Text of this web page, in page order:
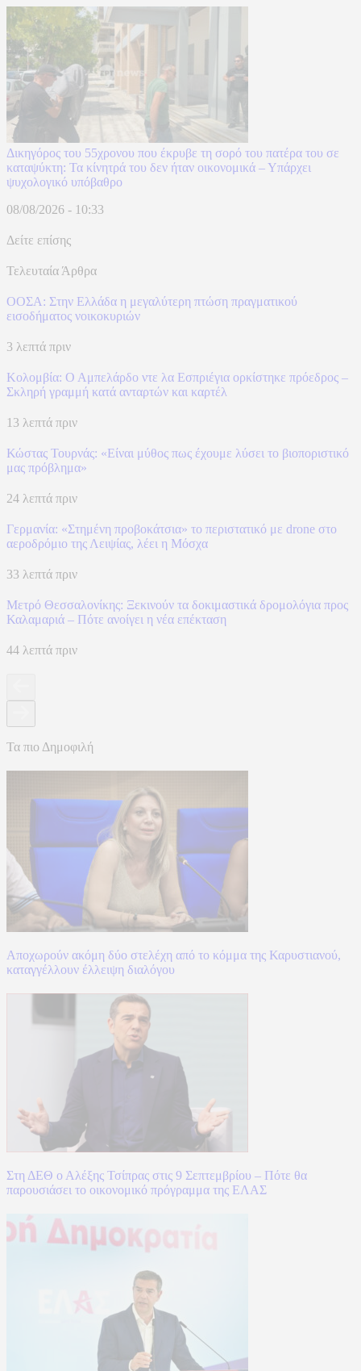
Δικηγόρος του 55χρονου που έκρυβε τη σορό του πατέρα του σε
καταψύκτη: Τα κίνητρά του δεν ήταν οικονομικά – Υπάρχει
ψυχολογικό υπόβαθρο
08/08/2026 - 10:33
Δείτε επίσης
Τελευταία Άρθρα
ΟΟΣΑ: Στην Ελλάδα η μεγαλύτερη πτώση πραγματικού
εισοδήματος νοικοκυριών
3 λεπτά πριν
Κολομβία: Ο Αμπελάρδο ντε λα Εσπριέγια ορκίστηκε πρόεδρος –
Σκληρή γραμμή κατά ανταρτών και καρτέλ
13 λεπτά πριν
Κώστας Τουρνάς: «Είναι μύθος πως έχουμε λύσει το βιοποριστικό
μας πρόβλημα»
24 λεπτά πριν
Γερμανία: «Στημένη προβοκάτσια» το περιστατικό με drone στο
αεροδρόμιο της Λειψίας, λέει η Μόσχα
33 λεπτά πριν
Μετρό Θεσσαλονίκης: Ξεκινούν τα δοκιμαστικά δρομολόγια προς
Καλαμαριά – Πότε ανοίγει η νέα επέκταση
44 λεπτά πριν
Τα πιο Δημοφιλή
Αποχωρούν ακόμη δύο στελέχη από το κόμμα της Καρυστιανού,
καταγγέλλουν έλλειψη διαλόγου
Στη ΔΕΘ ο Αλέξης Τσίπρας στις 9 Σεπτεμβρίου – Πότε θα
παρουσιάσει το οικονομικό πρόγραμμα της ΕΛΑΣ